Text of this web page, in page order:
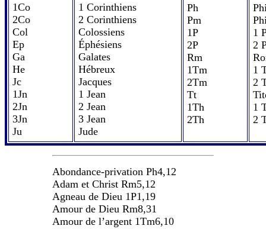
1Co
2Co
Col
Ep
Ga
He
Jc
1Jn
2Jn
3Jn
Ju
1 Corinthiens
2 Corinthiens
Colossiens
Éphésiens
Galates
Hébreux
Jacques
1 Jean
2 Jean
3 Jean
Jude
Ph
Pm
1P
2P
Rm
1Tm
2Tm
Tt
1Th
2Th
1
2
1
2
1
2
Abondance-privation Ph4,12
Adam et Christ Rm5,12
Agneau de Dieu 1P1,19
Amour de Dieu Rm8,31
Amour de l’argent 1Tm6,10